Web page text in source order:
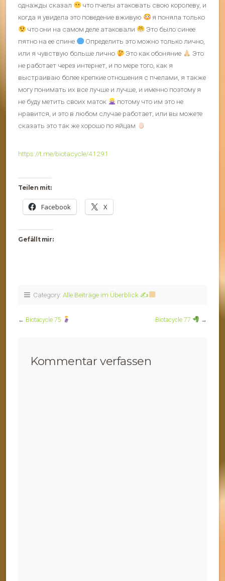
однажды сказал
что пчелы атаковать свою королеву, и
когда я увидела это поведение вживую
я поняла только
что они на самом деле атаковали
Это было синее
пятно на ее спине
Определить это можно только лично,
или я чувствую больше лично
Это как обоняние
Это
не работает через интернет, и по мере того, как я
выстраиваю более крепкие отношения с пчелами, я также
могу понимать их все лучше и лучше, и именно поэтому я
не буду метить своих маток
потому что им это не
нравится, и это в любом случае работает, или вы можете
сказать это так же хорошо по яйцам
https://t.me/biotacycle/41291
Teilen mit:
Facebook X
Gefällt mir:
Category: Alle Beiträge im Überblick ✍
← Biotacycle 75 Biotacycle 77 →
Kommentar verfassen